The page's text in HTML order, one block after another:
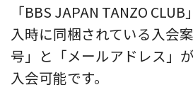
「BBS JAPAN TANZO
入時に同梱されている入会
号」と「メールアドレス」
入会可能です。